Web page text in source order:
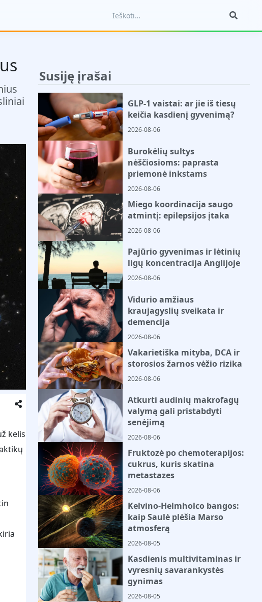
kelis
Susiję įrašai
GLP-1 vaistai: ar jie iš tiesų
keičia kasdienį gyvenimą?
2026-08-06
Burokėlių sultys
nėščiosioms: paprasta
priemonė inkstams
2026-08-06
Miego koordinacija saugo
atmintį: epilepsijos įtaka
2026-08-06
Pajūrio gyvenimas ir lėtinių
ligų koncentracija Anglijoje
2026-08-06
Vidurio amžiaus
kraujagyslių sveikata ir
demencija
2026-08-06
Vakarietiška mityba, DCA ir
storosios žarnos vėžio rizika
2026-08-06
Atkurti audinių makrofagų
valymą gali pristabdyti
senėjimą
2026-08-06
Fruktozė po chemoterapijos:
cukrus, kuris skatina
metastazes
2026-08-06
Kelvino-Helmholco bangos:
kaip Saulė plėšia Marso
atmosferą
2026-08-05
Kasdienis multivitaminas ir
vyresnių savarankystės
gynimas
2026-08-05